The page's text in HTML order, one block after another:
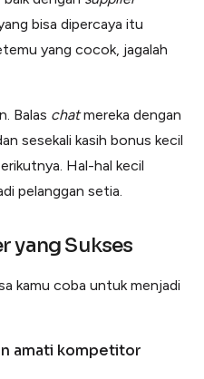
bisa dipercaya itu
yang cocok, jagalah
Balas chatmereka dengan
sesekali kasih bonus kecil
Hal-hal kecil
pelanggan setia.
yang Sukses
kamu coba untuk menjadi
amati kompetitor